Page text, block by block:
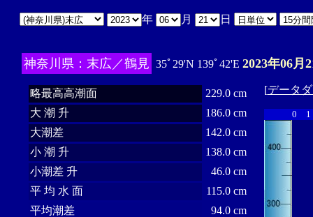
年 月 日
神奈川県：末広／鶴見 35ﾟ29'N 139ﾟ42'E 2023年06月
略最高高潮面
229.0 cm
大 潮 升
186.0 cm
大潮差
142.0 cm
小 潮 升
138.0 cm
小潮差 升
46.0 cm
平 均 水 面
115.0 cm
平均潮差
94.0 cm
[データ
0 1